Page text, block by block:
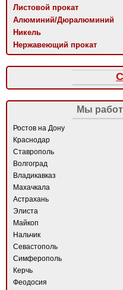
Листовой прокат
Алюминий/Дюралюминий
Никель
Нержавеющий прокат
Мы
Ростов на Дону
Краснодар
Ставрополь
Волгоград
Владикавказ
Махачкала
Астрахань
Элиста
Майкоп
Нальчик
Севастополь
Симферополь
Керчь
Феодосия